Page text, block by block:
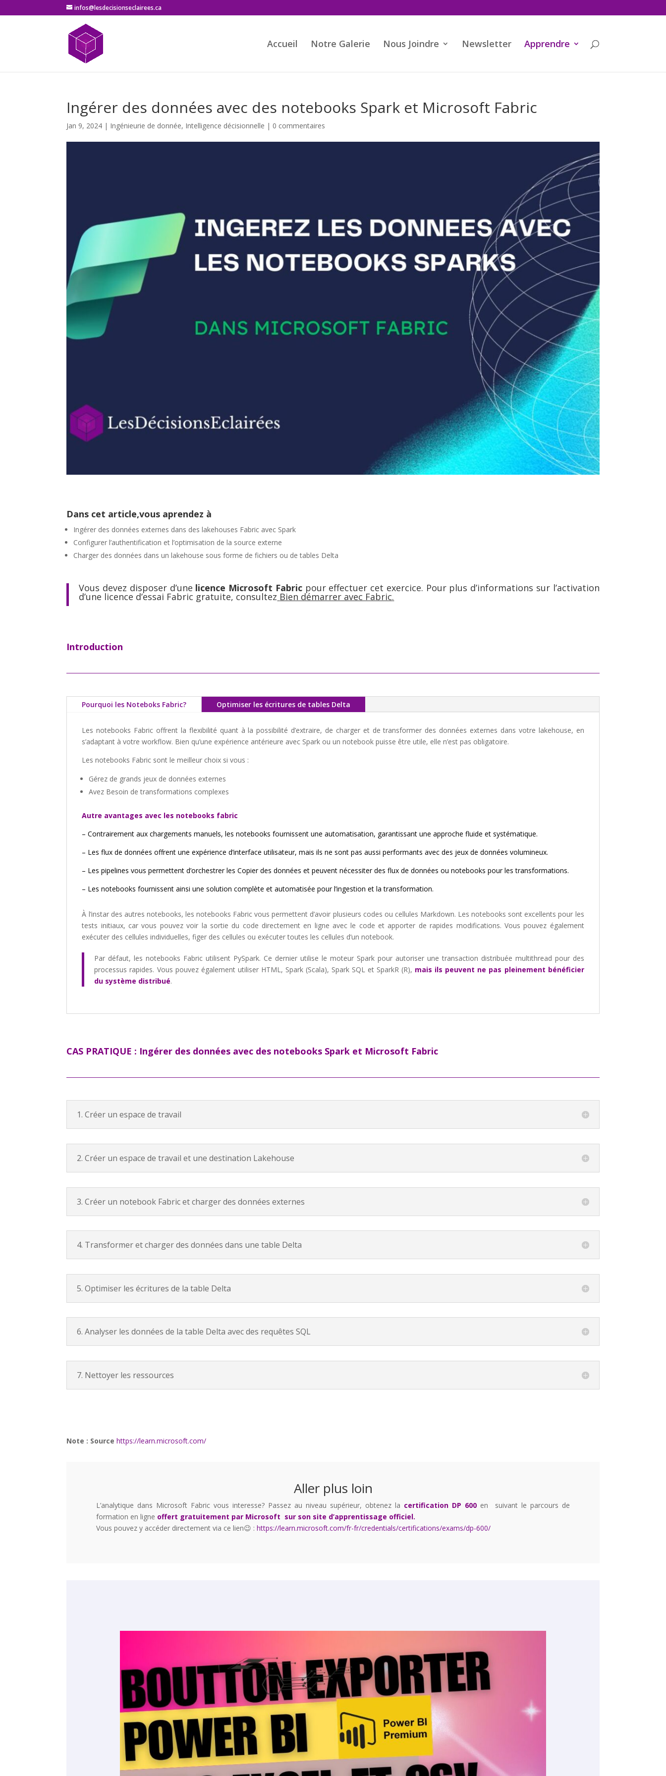
infos@lesdecisionseclairees.ca
Accueil Notre Galerie Nous Joindre Newsletter Apprendre
Ingérer des données avec des notebooks Spark et Microsoft Fabric
Jan 9, 2024 | Ingénieurie de donnée, Intelligence décisionnelle | 0 commentaires
Dans cet article,vous aprendez à
Ingérer des données externes dans des lakehouses Fabric avec Spark
Configurer l’authentification et l’optimisation de la source externe
Charger des données dans un lakehouse sous forme de fichiers ou de tables Delta
Vous devez disposer d’une licence Microsoft Fabricpour effectuer cet exercice. Pour plus d’informations sur l’activation
d’une licence d’essai Fabric gratuite, consultez Bien démarrer avec Fabric.
Introduction
Pourquoi les Noteboks Fabric? Optimiser les écritures de tables Delta
Les notebooks Fabric offrent la flexibilité quant à la possibilité d’extraire, de charger et de transformer des données externes dans votre lakehouse, en
s’adaptant à votre workflow. Bien qu’une expérience antérieure avec Spark ou un notebook puisse être utile, elle n’est pas obligatoire.
Les notebooks Fabric sont le meilleur choix si vous :
Gérez de grands jeux de données externes
Avez Besoin de transformations complexes
Autre avantages avec les notebooks fabric
– Contrairement aux chargements manuels, les notebooks fournissent une automatisation, garantissant une approche fluide et systématique.
– Les flux de données offrent une expérience d’interface utilisateur, mais ils ne sont pas aussi performants avec des jeux de données volumineux.
– Les pipelines vous permettent d’orchestrer les Copier des données et peuvent nécessiter des flux de données ou notebooks pour les transformations.
– Les notebooks fournissent ainsi une solution complète et automatisée pour l’ingestion et la transformation.
À l’instar des autres notebooks, les notebooks Fabric vous permettent d’avoir plusieurs codes ou cellules Markdown. Les notebooks sont excellents pour les
tests initiaux, car vous pouvez voir la sortie du code directement en ligne avec le code et apporter de rapides modifications. Vous pouvez également
exécuter des cellules individuelles, figer des cellules ou exécuter toutes les cellules d’un notebook.
Par défaut, les notebooks Fabric utilisent PySpark. Ce dernier utilise le moteur Spark pour autoriser une transaction distribuée multithread pour des
processus rapides. Vous pouvez également utiliser HTML, Spark (Scala), Spark SQL et SparkR (R), mais ils peuvent ne pas pleinement bénéficier
du système distribué.
CAS PRATIQUE : Ingérer des données avec des notebooks Spark et Microsoft Fabric
1. Créer un espace de travail
2. Créer un espace de travail et une destination Lakehouse
3. Créer un notebook Fabric et charger des données externes
4. Transformer et charger des données dans une table Delta
5. Optimiser les écritures de la table Delta
6. Analyser les données de la table Delta avec des requêtes SQL
7. Nettoyer les ressources
Note : Source https://learn.microsoft.com/
Aller plus loin
L’analytique dans Microsoft Fabric vous interesse? Passez au niveau supérieur, obtenez la certification DP 600en suivant le parcours de
formation en ligne offert gratuitement par Microsoft sur son site d’apprentissage officiel.
Vous pouvez y accéder directement via ce lien😉 :https://learn.microsoft.com/fr-fr/credentials/certifications/exams/dp-600/